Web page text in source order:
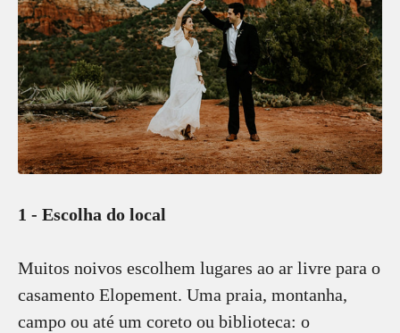
1 - Escolha do local
Muitos noivos escolhem lugares ao ar livre para o
casamento Elopement. Uma praia, montanha,
campo ou até um coreto ou biblioteca: o